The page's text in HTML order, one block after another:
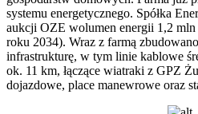
systemu energetycznego. Spółka
aukcji OZE wolumen energii 1,2
roku 2034). Wraz z farmą
infrastrukturę, w tym linie kablowe
ok. 11 km, łączące wiatraki z GPZ
dojazdowe, place manewrowe oraz